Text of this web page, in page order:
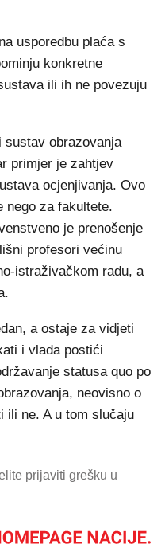
usporedbu plaća s
konkretne
ili ih ne povezuju
sustav obrazovanja
primjer je zahtjev
ocjenjivanja. Ovo
nego za fakultete.
je prenošenje
profesori većinu
istraživačkom radu, a
a ostaje za vidjeti
i vlada postići
statusa quo po
neovisno o
ili ne. A u tom slučaju
prijaviti grešku u